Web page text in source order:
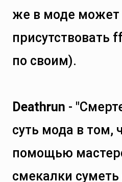
же в моде может
присутствовать
по своим).
Deathrun -
суть мода в том,
помощью
смекалки суметь